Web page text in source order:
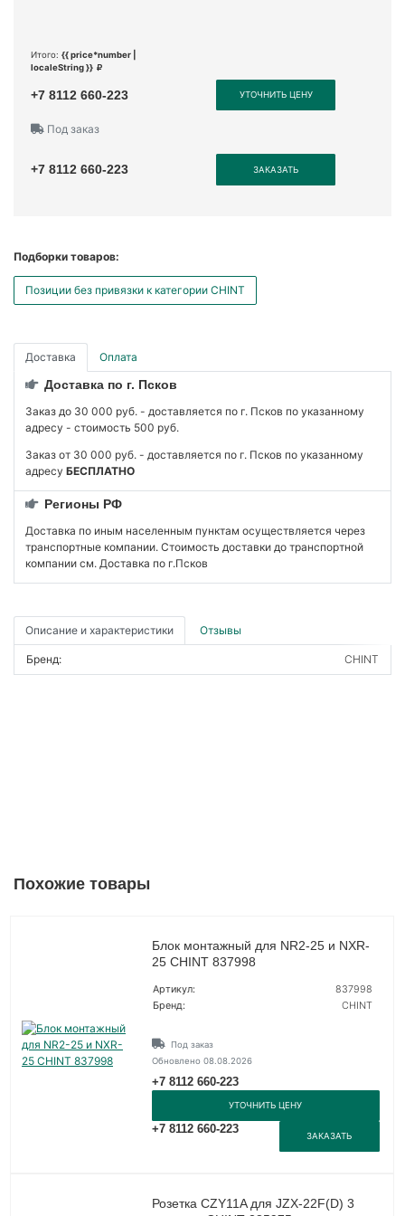
Итого: {{ price*number |
localeString }}
+7 8112 660-223 УТОЧНИТЬ ЦЕНУ
Под заказ
+7 8112 660-223 ЗАКАЗАТЬ
Подборки товаров:
Позиции без привязки к категории CHINT
Доставка Оплата
Доставка по г. Псков
Заказ до 30 000 руб. - доставляется по г. Псков по указанному
адресу - стоимость 500 руб.
Заказ от 30 000 руб. - доставляется по г. Псков по указанному
адресу БЕСПЛАТНО
Регионы РФ
Доставка по иным населенным пунктам осуществляется через
транспортные компании. Стоимость доставки до транспортной
компании см. Доставка по г.Псков
Описание и характеристики Отзывы
Бренд: CHINT
Похожие товары
Блок монтажный для NR2-25 и NXR-
25 CHINT 837998
Артикул:
837998
Бренд:
CHINT
Под заказ
Обновлено 08.08.2026
+7 8112 660-223
УТОЧНИТЬ ЦЕНУ
+7 8112 660-223
ЗАКАЗАТЬ
Розетка CZY11A для JZX-22F(D) 3